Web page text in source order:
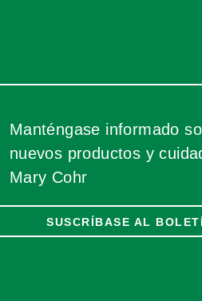
Manténgase informado
nuevos productos y
Mary Cohr
SUSCRÍBASE AL